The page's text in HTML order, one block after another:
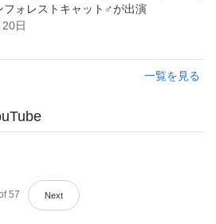
フォレストキャット♂が出演
日
一覧を見る
57 Next